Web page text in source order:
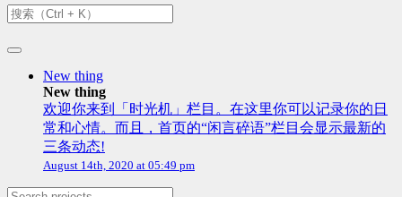
New thing
New thing
欢迎你来到「时光机」栏目。在这里你可以记录你的日
常和心情。而且，首页的“闲言碎语”栏目会显示最新的
三条动态!
August 14th, 2020 at 05:49 pm